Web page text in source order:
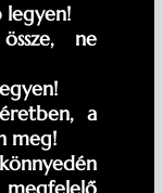
legyen!
ne
a
meg!